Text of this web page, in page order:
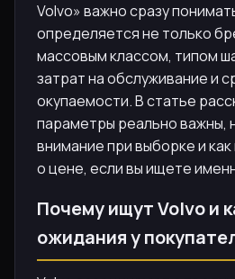
Volvo» важно сразу
определяется не только
массовым классом, типом
затрат на обслуживание и
окупаемости. В статье
параметры реально важны,
внимание при выборке и
о цене, если вы ищете
Почему ищут Volvo и
ожидания у